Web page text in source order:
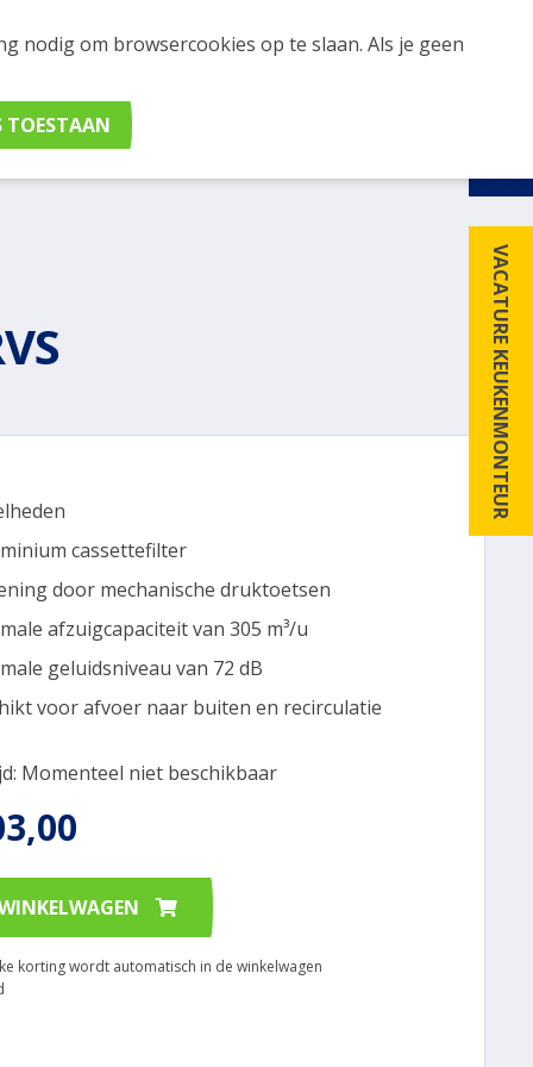
VACATURE KEUKENMONTEUR
apparaten en merken met elkaar. Klik hier voor
Momenteel niet beschikbaar
cassettefilter
door mechanische druktoetsen
afzuigcapaciteit van 305 m³/u
geluidsniveau van 72 dB
voor afvoer naar buiten en recirculatie
korting wordt automatisch in de winkelwagen
nodig om browsercookies op te slaan. Als je geen